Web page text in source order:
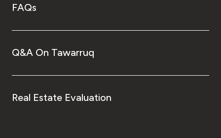
FAQs
Q&A On Tawarruq
Real Estate Evaluation